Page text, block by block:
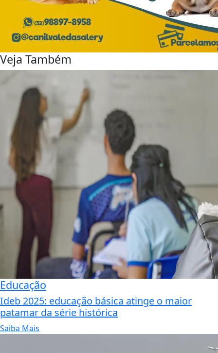
Veja Também
Educação
Ideb 2025: educação básica atinge o maior
patamar da série histórica
Saiba Mais